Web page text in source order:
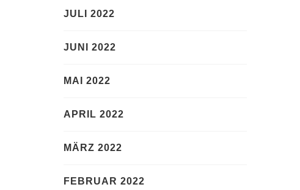
JULI 2022
JUNI 2022
MAI 2022
APRIL 2022
MÄRZ 2022
FEBRUAR 2022